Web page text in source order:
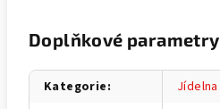
Doplňkové parametry
Kategorie:
Jídelna